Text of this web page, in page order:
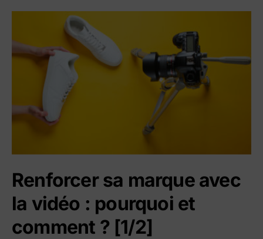
Renforcer sa marque avec
la vidéo : pourquoi et
comment ? [1/2]